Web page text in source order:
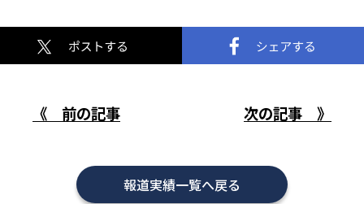
《 前の記事 次の記事 》
報道実績一覧へ戻る